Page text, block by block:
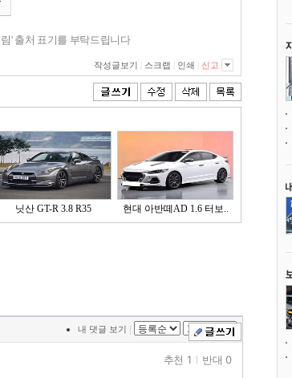
' 출처 표기를 부탁드립니다
작성글보기 스크랩 인쇄 신고
닛산 GT-R 3.8 R35 현대 아반떼AD 1.6 터보..
내 댓글 보기
추천 1 반대 0